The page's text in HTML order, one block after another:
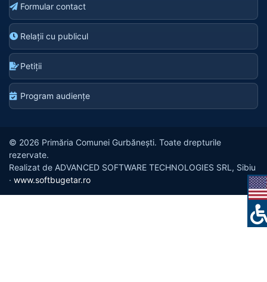
Formular contact
Relații cu publicul
Petiții
Program audiențe
© 2026 Primăria Comunei Gurbănești. Toate drepturile
rezervate.
Realizat de ADVANCED SOFTWARE TECHNOLOGIES SRL, Sibiu
· www.softbugetar.ro